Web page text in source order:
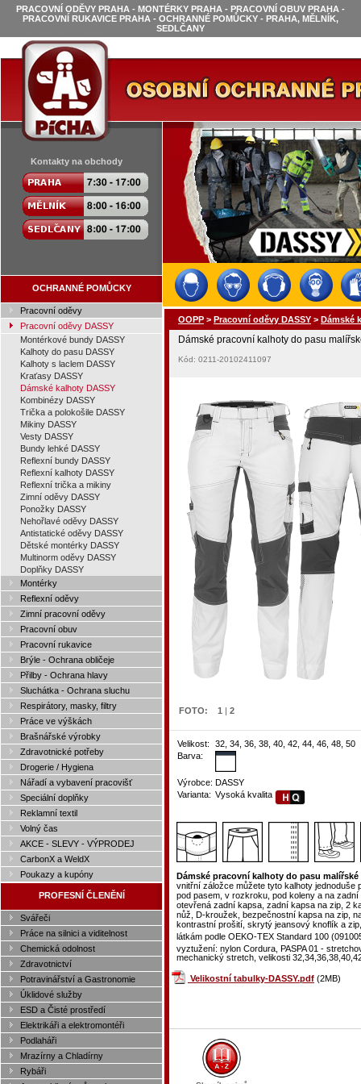
PRACOVNÍ ODĚVY PRAHA - MONTÉRKY PRAHA - PRACOVNÍ OBUV PRAHA -
PRACOVNÍ RUKAVICE PRAHA - OCHRANNÉ POMŮCKY - PRAHA, MĚLNÍK,
SEDLČANY
Kontakty na obchody
OCHRANNÉ POMŮCKY
Pracovní oděvy
Pracovní oděvy DASSY
Montérkové bundy DASSY
Kalhoty do pasu DASSY
Kalhoty s laclem DASSY
Kraťasy DASSY
Dámské kalhoty DASSY
Kombinézy DASSY
Trička a polokošile DASSY
Mikiny DASSY
Vesty DASSY
Bundy lehké DASSY
Reflexní bundy DASSY
Reflexní kalhoty DASSY
Reflexní trička a mikiny
Zimní oděvy DASSY
Ponožky DASSY
Nehořlavé oděvy DASSY
Antistatické oděvy DASSY
Dětské montérky DASSY
Multinorm oděvy DASSY
Doplňky DASSY
Montérky
Reflexní oděvy
Zimní pracovní oděvy
Pracovní obuv
Pracovní rukavice
Brýle - Ochrana obličeje
Přilby - Ochrana hlavy
Sluchátka - Ochrana sluchu
Respirátory, masky, filtry
Práce ve výškách
Brašnářské výrobky
Zdravotnické potřeby
Drogerie / Hygiena
Nářadí a vybavení pracovišť
Speciální doplňky
Reklamní textil
Volný čas
AKCE - SLEVY - VÝPRODEJ
CarbonX a WeldX
Poukazy a kupóny
PROFESNÍ ČLENĚNÍ
Svářeči
Práce na silnici a viditelnost
Chemická odolnost
Zdravotnictví
Potravinářství a Gastronomie
Úklidové služby
ESD a Čisté prostředí
Elektrikáři a elektromontéři
Podlaháři
Mrazírny a Chladírny
Rybáři
OOPP > Pracovní oděvy DASSY > Dámské
Dámské pracovní kalhoty do pasu
Kód: 0211-20102411097
FOTO: 1 | 2
Velikost:
32, 34, 36, 38, 40, 42, 44, 46, 48, 50
Barva:
Výrobce: DASSY
Varianta: Vysoká kvalita
Dámské pracovní kalhoty do pasu malířské
vnitřní záložce můžete tyto kalhoty
pod pasem, v rozkroku, pod koleny a na
otevřená zadní kapsa, zadní kapsa na zip, 2
nůž, D-kroužek, bezpečnostní kapsa na zip,
kontrastní prošití, skrytý jeansový knoflík a
látkám podle OEKO-TEX Standard 100
vyztužení: nylon Cordura, PASPA 01 -
mechanický stretch, velikosti
Velikostní tabulky-DASSY.pdf (2MB)